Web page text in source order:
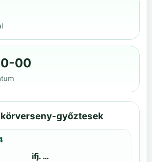
00
győztesek
ifj. Benedek Zoltán